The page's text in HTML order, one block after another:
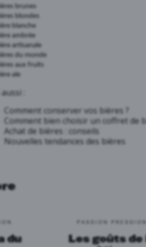
brunes
blondes
blanche
ambrée
artisanale
du monde
aux fruits
ale
:
Comment conserver vos bières ?
Comment bien choisir un coffret de
Achat de bières : conseils
Nouvelles tendances des bières
du
Les goûts de